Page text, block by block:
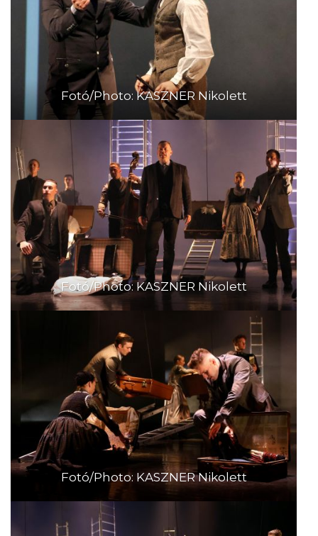
Fotó/Photo: KASZNER Nikolett
Fotó/Photo: KASZNER Nikolett
Fotó/Photo: KASZNER Nikolett